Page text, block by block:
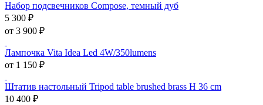
Набор подсвечников Compose, темный дуб
5 300 ₽
от 3 900 ₽
Лампочка Vita Idea Led 4W/350lumens
от 1 150 ₽
Штатив настольный Tripod table brushed brass H 36 cm
10 400 ₽